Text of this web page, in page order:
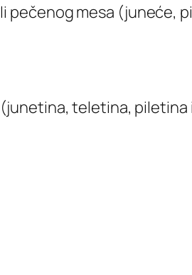
pečenog mesa (juneće,
teletina, piletina